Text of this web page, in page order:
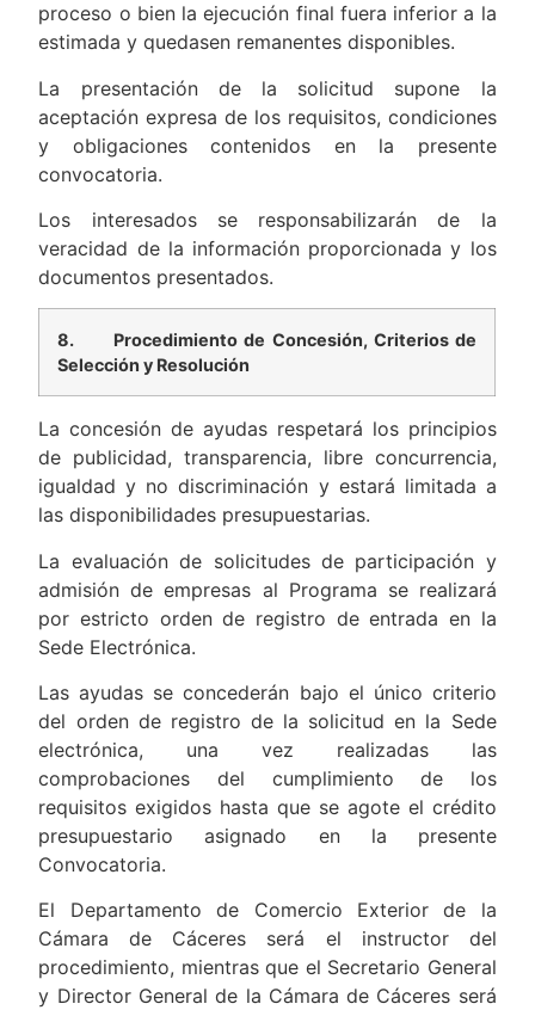
proceso o bien la ejecución final fuera inferior a la
estimada y quedasen remanentes disponibles.
La presentación de la solicitud supone la
aceptación expresa de los requisitos, condiciones
y obligaciones contenidos en la presente
convocatoria.
Los interesados se responsabilizarán de la
veracidad de la información proporcionada y los
documentos presentados.
8. Procedimiento de Concesión, Criterios de
Selección y Resolución
La concesión de ayudas respetará los principios
de publicidad, transparencia, libre concurrencia,
igualdad y no discriminación y estará limitada a
las disponibilidades presupuestarias.
La evaluación de solicitudes de participación y
admisión de empresas al Programa se realizará
por estricto orden de registro de entrada en la
Sede Electrónica.
Las ayudas se concederán bajo el único criterio
del orden de registro de la solicitud en la Sede
electrónica, una vez realizadas las
comprobaciones del cumplimiento de los
requisitos exigidos hasta que se agote el crédito
presupuestario asignado en la presente
Convocatoria.
El Departamento de Comercio Exterior de la
Cámara de Cáceres será el instructor del
procedimiento, mientras que el Secretario General
y Director General de la Cámara de Cáceres será